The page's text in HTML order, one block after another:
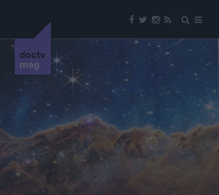
doctv
mag